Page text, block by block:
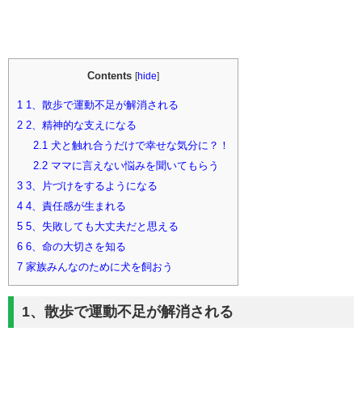
Contents [hide]
1 1、散歩で運動不足が解消される
2 2、精神的な支えになる
2.1 犬と触れ合うだけで幸せな気分に？！
2.2ママに言えない悩みを聞いてもらう
3 3、片づけをするようになる
4 4、責任感が生まれる
5 5、失敗しても大丈夫だと思える
6 6、命の大切さを知る
7 家族みんなのために犬を飼おう
1、散歩で運動不足が解消される